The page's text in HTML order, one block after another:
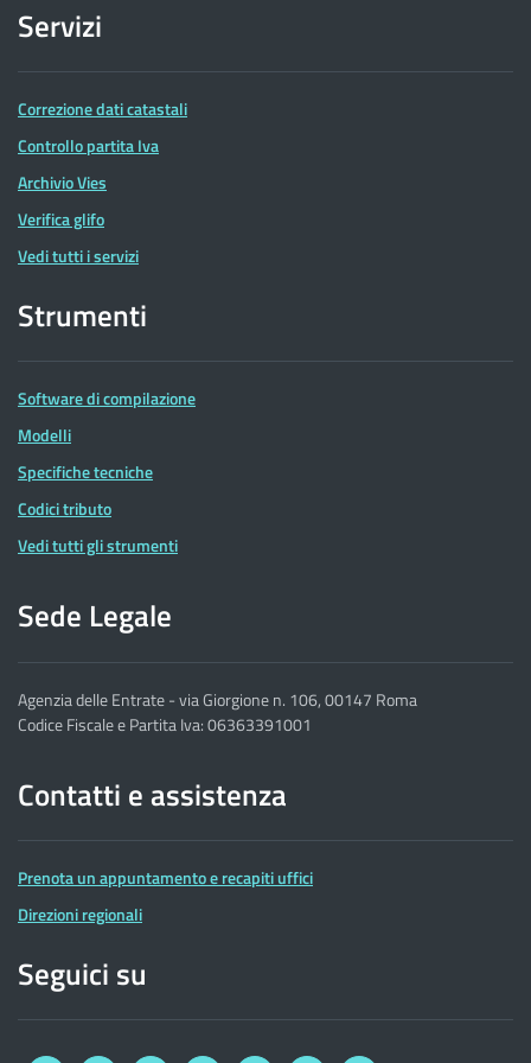
Servizi
Correzione dati catastali
Controllo partita Iva
Archivio Vies
Verifica glifo
Vedi tutti i servizi
Strumenti
Software di compilazione
Modelli
Specifiche tecniche
Codici tributo
Vedi tutti gli strumenti
Sede Legale
Agenzia delle Entrate - via Giorgione n. 106, 00147 Roma
Codice Fiscale e Partita Iva: 06363391001
Contatti e assistenza
Prenota un appuntamento e recapiti uffici
Direzioni regionali
Seguici su